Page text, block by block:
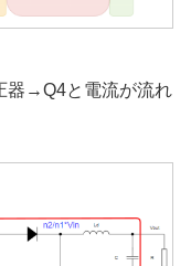
器→Q4と電流が流れ